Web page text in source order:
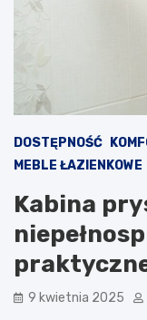
DOSTĘPNOŚĆ
MEBLE ŁAZIENKOWE
Kabina
9 kwietnia 2025